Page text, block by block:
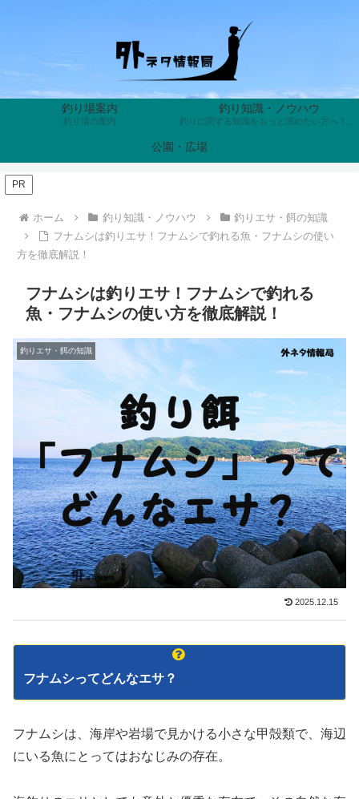
釣り場案内
釣り場の案内
釣り知識・ノウハウ
釣りに関する知識をもっと深めたい方へ！魚の生態や習性、釣り具の歴史、知って得する裏話まで、釣りにまつわる奥深い雑学を分かりやすく解説。あなたの釣果を上げ、趣味の面白さを倍増させる面白くて役に立つトリビアが満載です。
公園・広場
PR
ホーム 釣り知識・ノウハウ
釣りエサ・餌の知識
フナムシは釣りエサ！フナムシで釣れる魚・フナムシの使い
方を徹底解説！
フナムシは釣りエサ！フナムシで釣れる
魚・フナムシの使い方を徹底解説！
釣りエサ・餌の知識
2025.12.15
フナムシってどんなエサ？
フナムシは、海岸や岩場で見かける小さな甲殻類で、海辺
にいる魚にとってはおなじみの存在。